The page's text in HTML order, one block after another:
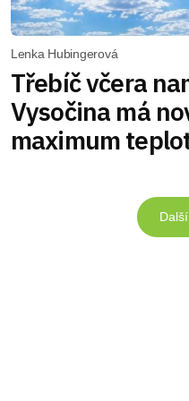
Lenka Hubingerová
Třebíč včera
Vysočina má
maximum